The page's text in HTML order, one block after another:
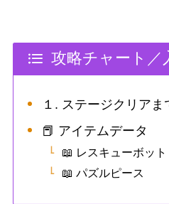
攻略チャート／
１. ステージクリアま
📕 アイテムデータ
📖 レスキューボット
📖 パズルピース